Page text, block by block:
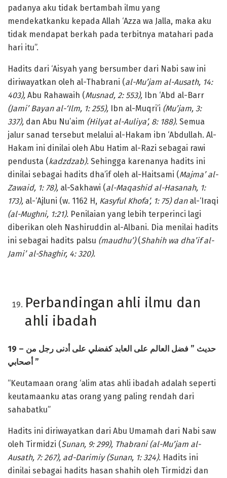
padanya aku tidak bertambah ilmu yang
mendekatkanku kepada Allah ‘Azza wa Jalla, maka aku
tidak mendapat berkah pada terbitnya matahari pada
hari itu”.
Hadits dari ‘Aisyah yang bersumber dari Nabi saw ini
diriwayatkan oleh al-Thabrani (al-Mu’jam al-Ausath, 14:
403), Abu Rahawaih (Musnad, 2: 553), Ibn ‘Abd al-Barr
(Jami’ Bayan al-‘Ilm, 1: 255), Ibn al-Muqri’i (Mu’jam, 3:
337), dan Abu Nu’aim (Hilyat al-Auliya’, 8: 188). Semua
jalur sanad tersebut melalui al-Hakam ibn ‘Abdullah. Al-
Hakam ini dinilai oleh Abu Hatim al-Razi sebagai rawi
pendusta (kadzdzab). Sehingga karenanya hadits ini
dinilai sebagai hadits dha’if oleh al-Haitsami (Majma’ al-
Zawaid, 1: 78), al-Sakhawi (al-Maqashid al-Hasanah, 1:
173), al-‘Ajluni (w. 1162 H, Kasyful Khofa’, 1: 75) dan al-‘Iraqi
(al-Mughni, 1:21). Penilaian yang lebih terperinci lagi
diberikan oleh Nashiruddin al-Albani. Dia menilai hadits
ini sebagai hadits palsu (maudhu’)(Shahih wa dha’if al-
Jami’ al-Shaghir, 4: 320).
Perbandingan ahli ilmu dan
ahli ibadah
19 – حديث ” فضل العالم على العابد كفضلي على أدنى رجل من
أصحابي ”
“Keutamaan orang ‘alim atas ahli ibadah adalah seperti
keutamaanku atas orang yang paling rendah dari
sahabatku”
Hadits ini diriwayatkan dari Abu Umamah dari Nabi saw
oleh Tirmidzi (Sunan, 9: 299), Thabrani (al-Mu’jam al-
Ausath, 7: 267), ad-Darimiy (Sunan, 1: 324). Hadits ini
dinilai sebagai hadits hasan shahih oleh Tirmidzi dan